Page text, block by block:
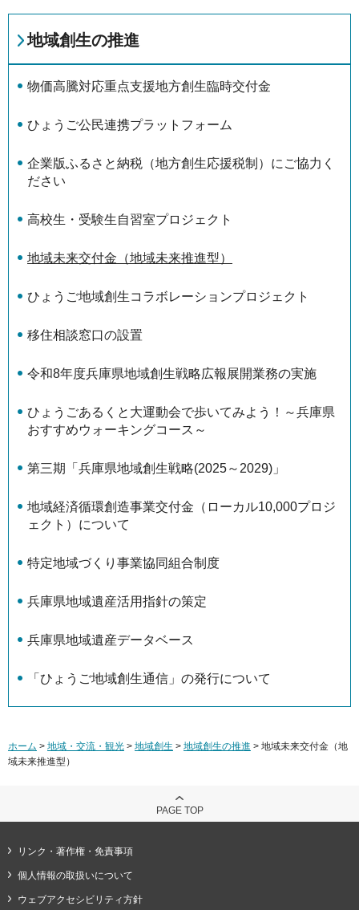
地域創生の推進
物価高騰対応重点支援地方創生臨時交付金
ひょうご公民連携プラットフォーム
企業版ふるさと納税（地方創生応援税制）にご協力く
ださい
高校生・受験生自習室プロジェクト
地域未来交付金（地域未来推進型）
ひょうご地域創生コラボレーションプロジェクト
移住相談窓口の設置
令和8年度兵庫県地域創生戦略広報展開業務の実施
ひょうごあるくと大運動会で歩いてみよう！～兵庫県
おすすめウォーキングコース～
第三期「兵庫県地域創生戦略(2025～2029)」
地域経済循環創造事業交付金（ローカル10,000プロジ
ェクト）について
特定地域づくり事業協同組合制度
兵庫県地域遺産活用指針の策定
兵庫県地域遺産データベース
「ひょうご地域創生通信」の発行について
ホーム > 地域・交流・観光 > 地域創生 > 地域創生の推進 > 地域未来交付金（地
域未来推進型）
PAGE TOP
リンク・著作権・免責事項
個人情報の取扱いについて
ウェブアクセシビリティ方針